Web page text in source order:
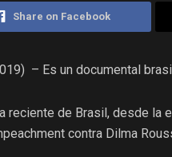
Share on Facebook
– Es un documental
reciente de Brasil, desde la
contra Dilma